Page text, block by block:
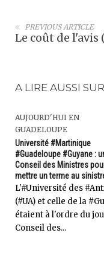
PREVIOUS ARTICLE
Le coût de l'avis
A LIRE AUSSI
AUJOURD'HUI EN
GUADELOUPE
Université #Martinique
#Guadeloupe #Guyane :
Conseil des Ministres
mettre un terme au
L'#Université des
(#UA) et celle de la
étaient à l'ordre du
Conseil des...